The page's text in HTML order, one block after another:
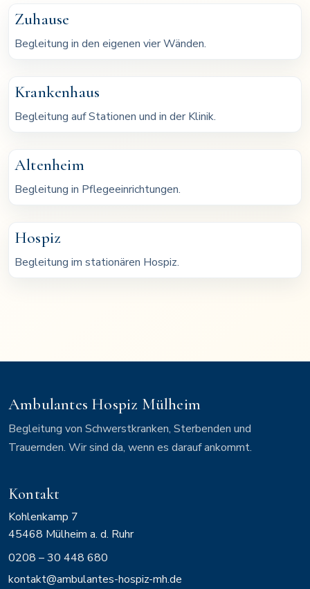
Zuhause
Begleitung in den eigenen vier Wänden.
Krankenhaus
Begleitung auf Stationen und in der Klinik.
Altenheim
Begleitung in Pflegeeinrichtungen.
Hospiz
Begleitung im stationären Hospiz.
Ambulantes Hospiz Mülheim
Begleitung von Schwerstkranken, Sterbenden und
Trauernden. Wir sind da, wenn es darauf ankommt.
Kontakt
Kohlenkamp 7
45468 Mülheim a. d. Ruhr
0208 – 30 448 680
kontakt@ambulantes-hospiz-mh.de